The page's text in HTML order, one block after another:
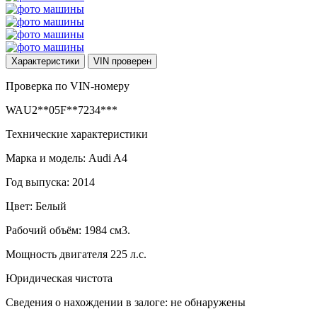
Характеристики VIN проверен
Проверка по VIN-номеру
WAU2**05F**7234***
Технические характеристики
Марка и модель: Audi A4
Год выпуска: 2014
Цвет: Белый
Рабочий объём: 1984 см3.
Мощность двигателя 225 л.с.
Юридическая чистота
Сведения о нахождении в залоге: не обнаружены